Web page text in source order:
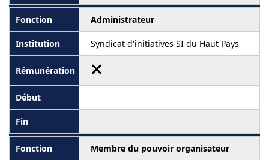
Administrateur
Syndicat d'initiatives SI du Haut Pays
Membre du pouvoir organisateur